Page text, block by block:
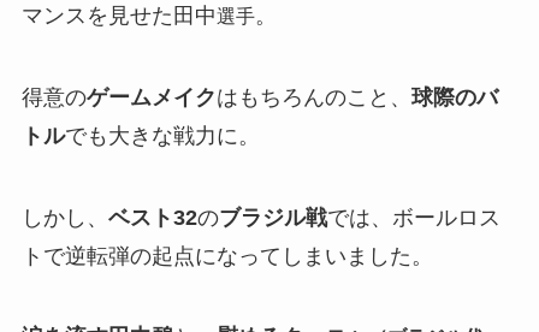
マンスを見せた田中選手。
得意のゲームメイクはもちろんのこと、 球際のバ
トルでも大きな戦力に。
しかし、 ベスト32のブラジル戦では、ボールロス
トで逆転弾の起点になってしまいました。